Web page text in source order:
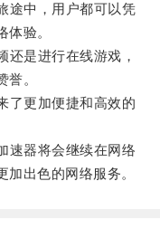
中，用户都可以凭
验。
是进行在线游戏，
。
更加便捷和高效的
器将会继续在网络
出色的网络服务。